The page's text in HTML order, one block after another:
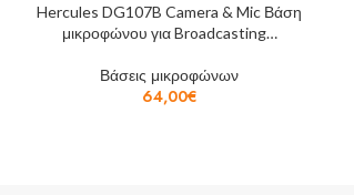
Hercules DG107B Camera & Mic Βάση
μικροφώνου για Broadcasting…
Βάσεις μικροφώνων
64,00€